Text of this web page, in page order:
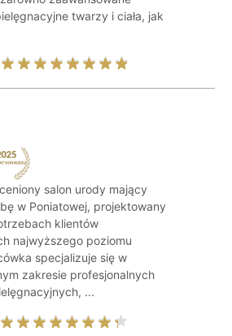
twarzy i ciała, jak
salon urody mający
w Poniatowej, projektowany
klientów
najwyższego poziomu
specjalizuje się w
zakresie profesjonalnych
...